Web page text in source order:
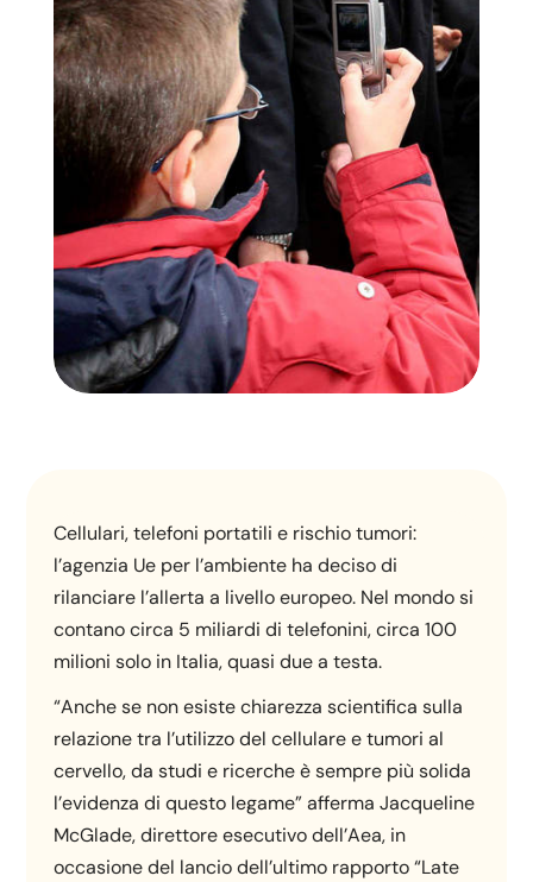
Cellulari, telefoni portatili e rischio tumori:
l’agenzia Ue per l’ambiente ha deciso di
rilanciare l’allerta a livello europeo. Nel mondo si
contano circa 5 miliardi di telefonini, circa 100
milioni solo in Italia, quasi due a testa.
“Anche se non esiste chiarezza scientifica sulla
relazione tra l’utilizzo del cellulare e tumori al
cervello, da studi e ricerche è sempre più solida
l’evidenza di questo legame” afferma Jacqueline
McGlade, direttore esecutivo dell’Aea, in
occasione del lancio dell’ultimo rapporto “Late